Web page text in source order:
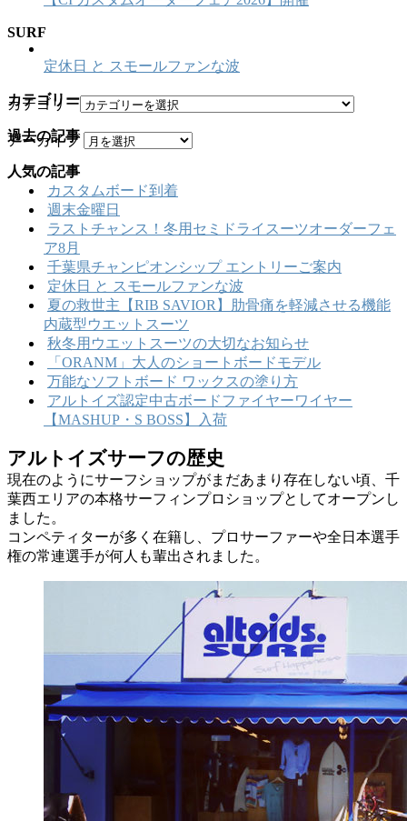
SURF
定休日 と スモールファンな波
カテゴリー
カテゴリー
過去の記事
アーカイブ
人気の記事
カスタムボード到着
週末金曜日
ラストチャンス！冬用セミドライスーツオーダーフェ
ア8月
千葉県チャンピオンシップ エントリーご案内
定休日 と スモールファンな波
夏の救世主【RIB SAVIOR】肋骨痛を軽減させる機能
内蔵型ウエットスーツ
秋冬用ウエットスーツの大切なお知らせ
「ORANM」大人のショートボードモデル
万能なソフトボード ワックスの塗り方
アルトイズ認定中古ボードファイヤーワイヤー
【MASHUP・S BOSS】入荷
アルトイズサーフの歴史
現在のようにサーフショップがまだあまり存在しない頃、千
葉西エリアの本格サーフィンプロショップとしてオープンし
ました。
コンペティターが多く在籍し、プロサーファーや全日本選手
権の常連選手が何人も輩出されました。